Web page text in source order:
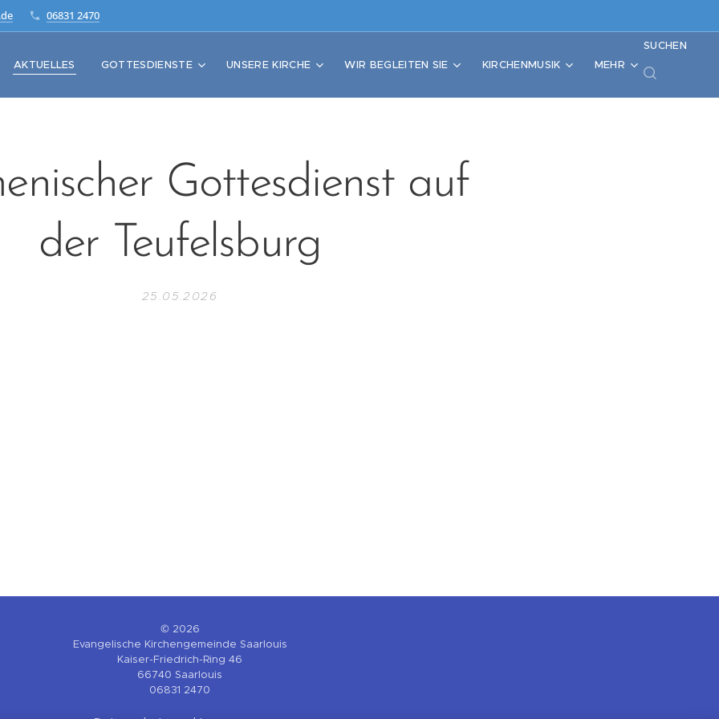
06831 2470
AKTUELLES GOTTESDIENSTE UNSERE KIRCHE WIR BEGLEITEN SIE KIRCHENMUSIK MEHR
SUCHEN
Gottesdienst auf
der Teufelsburg
25.05.2026
© 2026
Evangelische Kirchengemeinde Saarlouis
Kaiser-Friedrich-Ring 46
66740 Saarlouis
06831 2470